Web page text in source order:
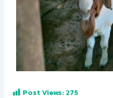
Post Views:275